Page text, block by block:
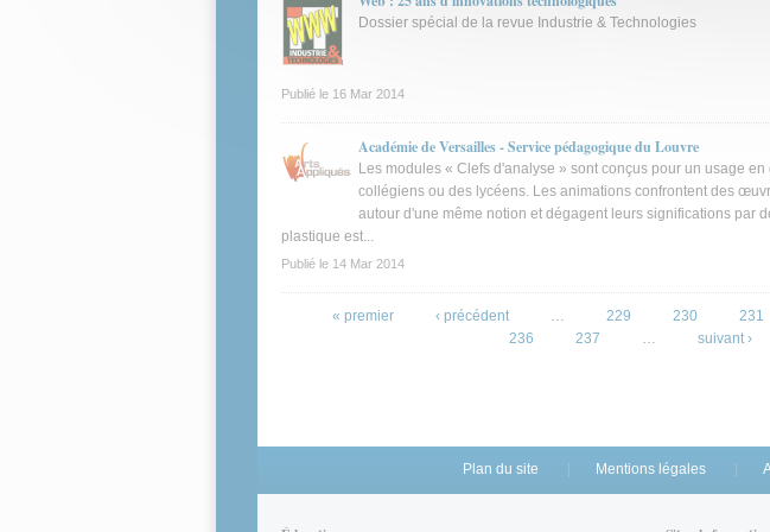
Dossier spécial de la revue Industrie & Technologies
Publié le 16 Mar 2014
Académie de Versailles - Service pédagogique du Louvre
Les modules « Clefs d'analyse » sont conçus pour un usage
collégiens ou des lycéens. Les animations confrontent des
autour d'une même notion et dégagent leurs significations par
plastique est...
Publié le 14 Mar 2014
« premier ‹ précédent … 229 230 231
236
237 … suivant ›
Plan du site Mentions légales